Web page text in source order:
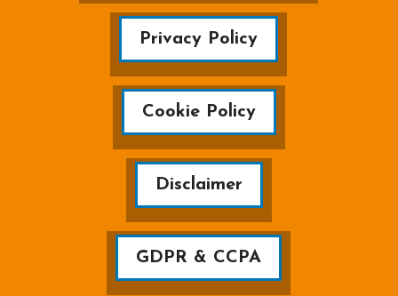
Privacy Policy
Cookie Policy
Disclaimer
GDPR & CCPA